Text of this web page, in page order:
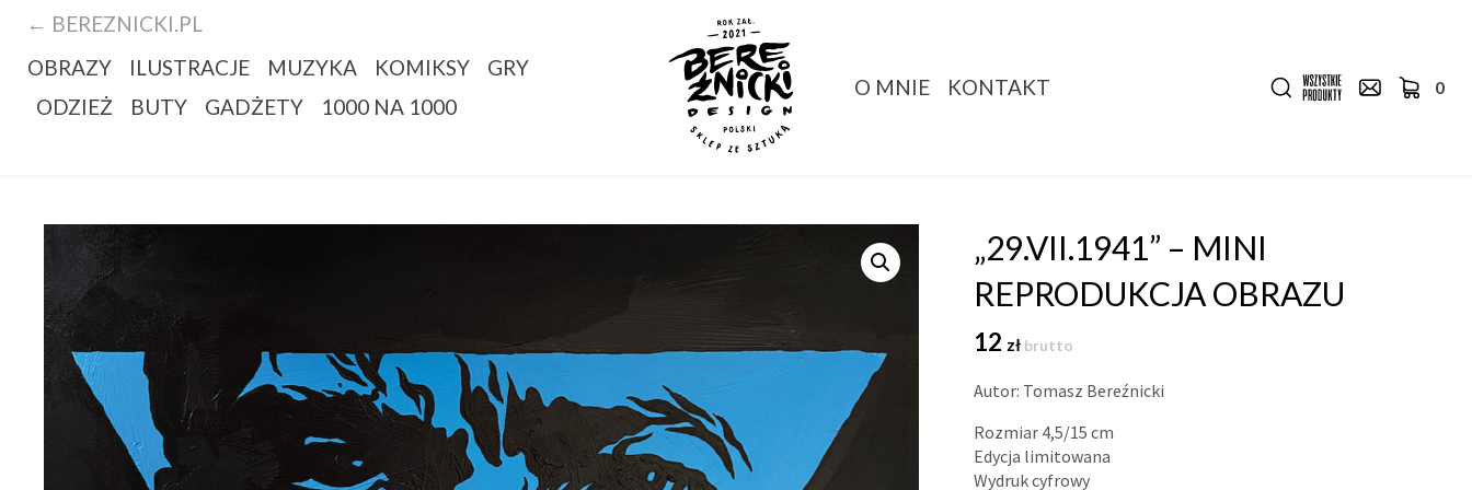
← BEREZNICKI.PL
OBRAZY
ILUSTRACJE MUZYKA KOMIKSY
GRY
ODZIEŻ
BUTY GADŻETY 1000 NA 1000
O MNIE KONTAKT 0
„29.VII.1941” – MINI
REPRODUKCJA OBRAZU
12 zł brutto
Autor: Tomasz Bereźnicki
Rozmiar 4,5/15 cm
Edycja limitowana
Wydruk cyfrowy